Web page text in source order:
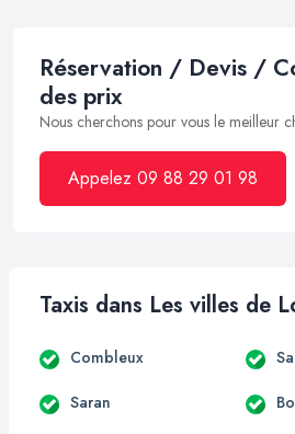
Réservation / Devis /
des prix
Nous cherchons pour vous le meilleur
Appelez 09 88 29 01 98
Taxis dans Les villes de
Combleux
Saran